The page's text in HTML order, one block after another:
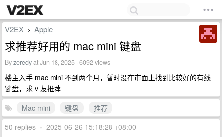
V2EX › Apple
求推荐好用的 mac mini 键盘
Byzeredyat Jun 18, 2025 · 6092 views
楼主入手 mac mini 不到两个月，暂时没在市面上找到比较好的有线
键盘，求 v 友推荐
Mac mini
键盘
推荐
50 replies • 2025-06-26 15:18:28 +08:00